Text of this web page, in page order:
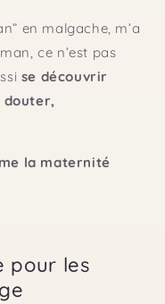
en malgache, m’a
ce n’est pas
se découvrir
la maternité
pour les